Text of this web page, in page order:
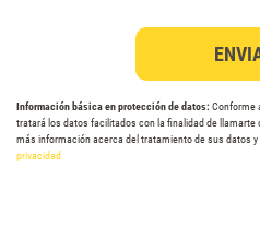
Información básica en protección de datos: Conforme
tratará los datos facilitados con la finalidad de
más información acerca del tratamiento de sus datos
privacidad